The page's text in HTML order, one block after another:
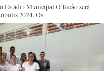
Estádio Municipal O Bicão será
2024. Os